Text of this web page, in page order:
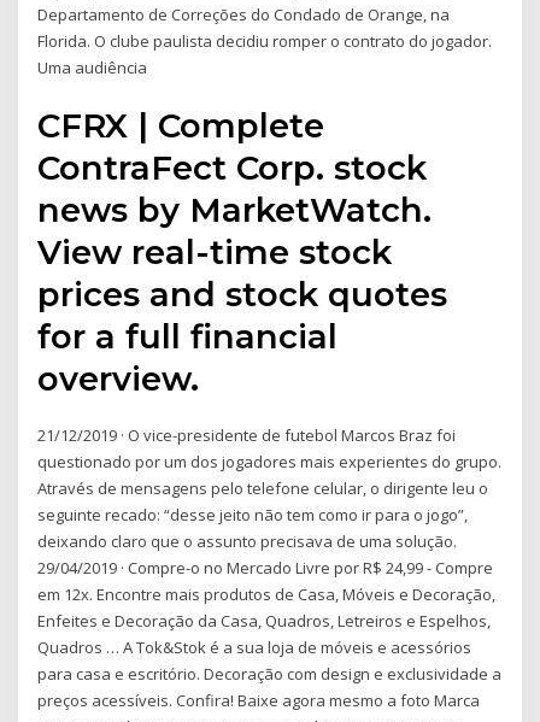
Departamento de Correções do Condado de Orange, na
Florida. O clube paulista decidiu romper o contrato do jogador.
Uma audiência
CFRX | Complete
ContraFect Corp. stock
news by MarketWatch.
View real-time stock
prices and stock quotes
for a full financial
overview.
21/12/2019 · O vice-presidente de futebol Marcos Braz foi
questionado por um dos jogadores mais experientes do grupo.
Através de mensagens pelo telefone celular, o dirigente leu o
seguinte recado: “desse jeito não tem como ir para o jogo”,
deixando claro que o assunto precisava de uma solução.
29/04/2019 · Compre-o no Mercado Livre por R$ 24,99 - Compre
em 12x. Encontre mais produtos de Casa, Móveis e Decoração,
Enfeites e Decoração da Casa, Quadros, Letreiros e Espelhos,
Quadros … A Tok&Stok é a sua loja de móveis e acessórios
para casa e escritório. Decoração com design e exclusividade a
preços acessíveis. Confira! Baixe agora mesmo a foto Marca